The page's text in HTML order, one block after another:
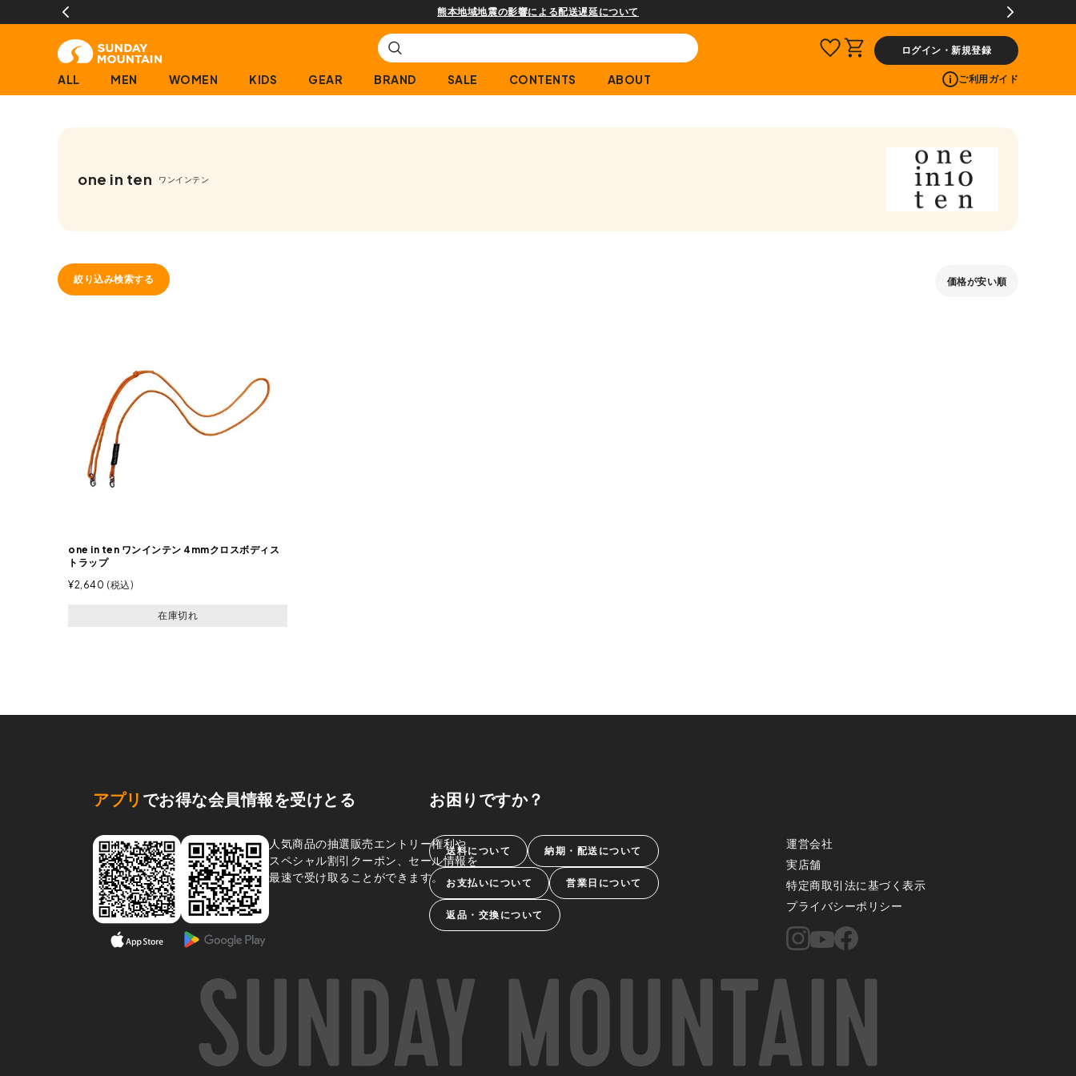
熊本地域地震の影響による配送遅延について
ログイン・新規登録
ALL MEN WOMEN KIDS GEAR BRAND SALE CONTENTS ABOUT ご利用ガイド
one in ten ワンインテン
絞り込み検索する 価格が安い順
one in ten ワンインテン 4mmクロスボディス
トラップ
¥2,640 税込
在庫切れ
アプリ でお得な会員情報を受けとる
人気商品の抽選販売エントリー権利や、
スペシャル割引クーポン、セール情報を
最速で受け取ることができます。
お困りですか？
送料について 納期・配送について
お支払いについて 営業日について
返品・交換について
運営会社
実店舗
特定商取引法に基づく表示
プライバシーポリシー